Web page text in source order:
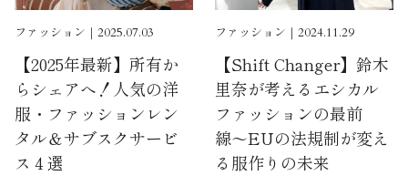
ファッション｜2025.07.03
【2025年最新】所有か
らシェアへ！人気の洋
服・ファッションレン
タル＆サブスクサービ
ス４選
ファッション｜2024.11.29
【Shift Changer】鈴木
里奈が考えるエシカル
ファッションの最前
線〜EUの法規制が変え
る服作りの未来